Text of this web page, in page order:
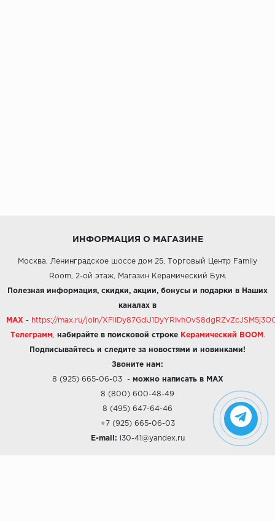
ИНФОРМАЦИЯ О МАГАЗИНЕ
Москва, Ленинградское шоссе дом 25, Торговый Центр Family
Room, 2-ой этаж, Магазин Керамический Бум.
Полезная информация, скидки, акции, бонусы и подарки в Наших
каналах в
MAX - https://max.ru/join/
Телеграмм набирайте в поисковой строке Керамический BOOM .
Подписывайтесь и следите за новостями и новинками!
Звоните нам:
8 (925) 665-06-03- можно написать в MAX
8 (800) 600-48-49
8 (495) 647-64-46
+7 (925) 665-06-03
E-mail: i30-41@yandex.ru